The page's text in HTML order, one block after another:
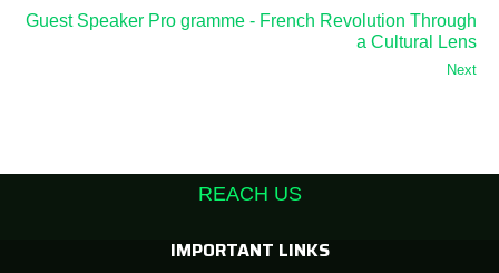
Guest Speaker Pro gramme - French Revolution Through
a Cultural Lens
Next
REACH US
IMPORTANT LINKS